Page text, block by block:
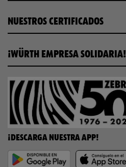
NUESTROS CERTIFICADOS
¡WÜRTH EMPRESA SOLIDARIA!
¡DESCARGA NUESTRA APP!